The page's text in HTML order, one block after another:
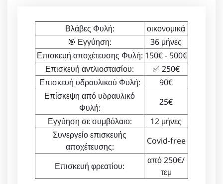
Βλάβες Φυλή:
οικονομικά
🎯 Εγγύηση:
36 μήνες
Επισκευή αποχέτευσης Φυλή: 150€ - 500€
Επισκευή αντλιοστασίου:
✅ 250€
Επισκευή υδραυλικού Φυλή:
90€
Επίσκεψη από υδραυλικό
Φυλή:
25€
Εγγύηση σε συμβόλαιο:
12 μήνες
Συνεργείο επισκευής
αποχέτευσης:
Covid-free
Επισκευή φρεατίου:
από 250€/
τεμ